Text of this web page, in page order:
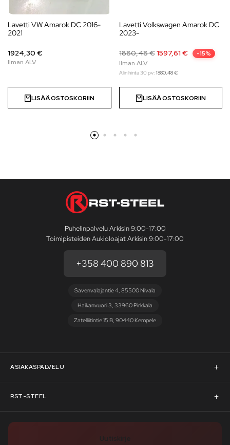
Lavetti VW Amarok DC 2016-
2021
1924,30 €
LISÄÄ OSTOSKORIIN
Lavetti Volkswagen Amarok DC
2023-
1880,48€1597,61 € -15%
Alin hinta 30 pv: 1880,48€
LISÄÄ OSTOSKORIIN
Puhelinpalvelu Arkisin 9:00-17:00
Toimipisteiden Aukioloajat Arkisin 9:00-17:00
+358 400 890 813
Savenvalajantie 4, 85500 Nivala
Haikanvuori 3, 33960 Pirkkala
Zatelliitintie 15 B, 90440 Kempele
ASIAKASPALVELU
Asiakaspalvelu
Pyydä tarjous
RST-STEEL
RST-Steelin tarina
Uutiskirje